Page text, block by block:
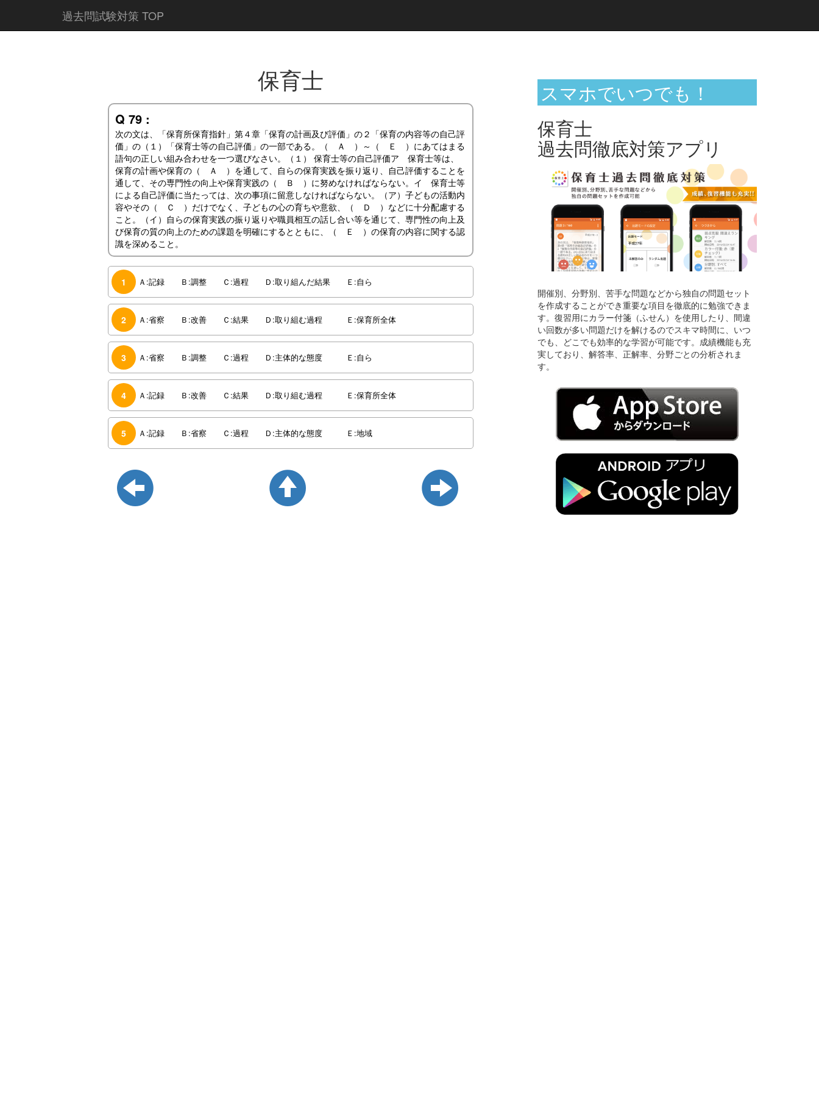
過去問試験対策 TOP
保育士
Q 79 :
次の文は、「保育所保育指針」第４章「保育の計画及び評価」の２「保育の内容等の自己評
価」の（１）「保育士等の自己評価」の一部である。（ Ａ ）～（ Ｅ ）にあてはまる
語句の正しい組み合わせを一つ選びなさい。（１） 保育士等の自己評価ア 保育士等は、
保育の計画や保育の（ Ａ ）を通して、自らの保育実践を振り返り、自己評価することを
通して、その専門性の向上や保育実践の（ Ｂ ）に努めなければならない。イ 保育士等
による自己評価に当たっては、次の事項に留意しなければならない。（ア）子どもの活動内
容やその（ Ｃ ）だけでなく、子どもの心の育ちや意欲、（ Ｄ ）などに十分配慮する
こと。（イ）自らの保育実践の振り返りや職員相互の話し合い等を通じて、専門性の向上及
び保育の質の向上のための課題を明確にするとともに、（ Ｅ ）の保育の内容に関する認
識を深めること。
1 Ａ:記録 Ｂ:調整 Ｃ:過程 Ｄ:取り組んだ結果 Ｅ:自ら
2 Ａ:省察 Ｂ:改善 Ｃ:結果 Ｄ:取り組む過程 Ｅ:保育所全体
3 Ａ:省察 Ｂ:調整 Ｃ:過程 Ｄ:主体的な態度 Ｅ:自ら
4 Ａ:記録 Ｂ:改善 Ｃ:結果 Ｄ:取り組む過程 Ｅ:保育所全体
5 Ａ:記録 Ｂ:省察 Ｃ:過程 Ｄ:主体的な態度 Ｅ:地域
スマホでいつでも！
保育士
過去問徹底対策アプリ
開催別、分野別、苦手な問題などから独自の問題セット
を作成することができ重要な項目を徹底的に勉強できま
す。復習用にカラー付箋（ふせん）を使用したり、間違
い回数が多い問題だけを解けるのでスキマ時間に、いつ
でも、どこでも効率的な学習が可能です。成績機能も充
実しており、解答率、正解率、分野ごとの分析されま
す。